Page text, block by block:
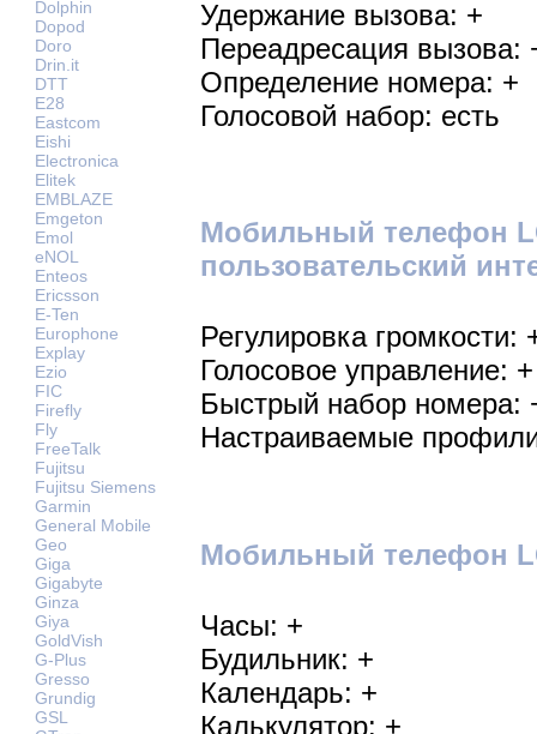
Dolphin
Dopod
Doro
Drin.it
DTT
E28
Eastcom
Eishi
Electronica
Elitek
EMBLAZE
Emgeton
Emol
eNOL
Enteos
Ericsson
E-Ten
Europhone
Explay
Ezio
FIC
Firefly
Fly
FreeTalk
Fujitsu
Fujitsu Siemens
Garmin
General Mobile
Geo
Giga
Gigabyte
Ginza
Giya
GoldVish
G-Plus
Gresso
Grundig
GSL
Удержание вызова: +
Переадресация вызова:
Определение номера: +
Голосовой набор: есть
Мобильный телефон
пользовательский
Регулировка громкости:
Голосовое управление: +
Быстрый набор номера:
Настраиваемые
Мобильный телефон
Часы: +
Будильник: +
Календарь: +
Калькулятор: +